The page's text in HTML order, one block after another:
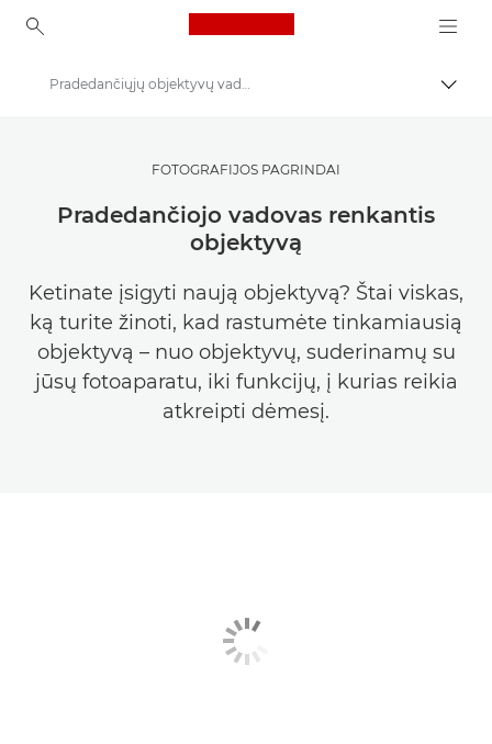
Canon Logo, back to
Pasisemkite įkvėpimo | Fotografijos ir spausdinimo patarimai ir pirkėjų vadovai
Fotografijos ir spausdinimo patarimai ir metodai
Pradedančiųjų objektyvų vadovas
FOTOGRAFIJOS PAGRINDAI
Pradedančiojo vadovas renkantis
objektyvą
Ketinate įsigyti naują objektyvą? Štai viskas,
ką turite žinoti, kad rastumėte tinkamiausią
objektyvą – nuo objektyvų, suderinamų su
jūsų fotoaparatu, iki funkcijų, į kurias reikia
atkreipti dėmesį.